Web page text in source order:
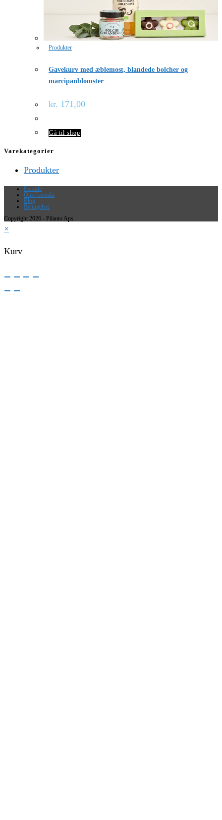
Produkter
Gavekurv med æblemost, blandede bolcher og
marcipanblomster
kr. 171,00
Gå til shop
Varekategorier
Produkter
Forside
Om / kontakt
Blog
Betingelser
Copyright 2026 - Pilanto Aps
×
Kurv